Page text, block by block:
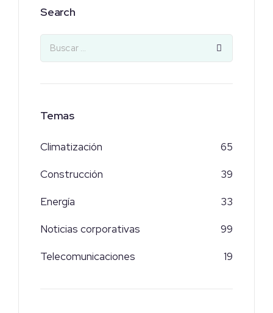
Search
Temas
Climatización 65
Construcción 39
Energía 33
Noticias corporativas 99
Telecomunicaciones 19